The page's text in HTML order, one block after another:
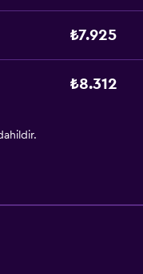
₺7.925
₺8.312